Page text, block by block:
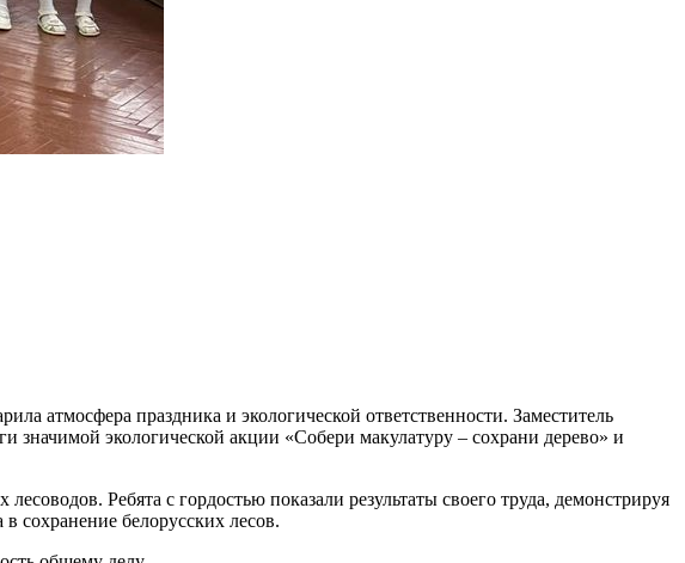
атмосфера праздника и экологической ответственности. Заместитель
значимой экологической акции «Собери макулатуру – сохрани дерево» и
Ребята с гордостью показали результаты своего труда, демонстрируя
сохранение белорусских лесов.